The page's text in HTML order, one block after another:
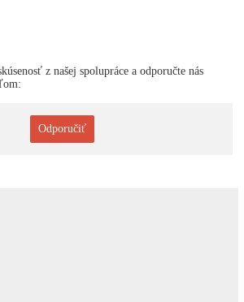
z našej spolupráce a odporučte nás
Odporučiť